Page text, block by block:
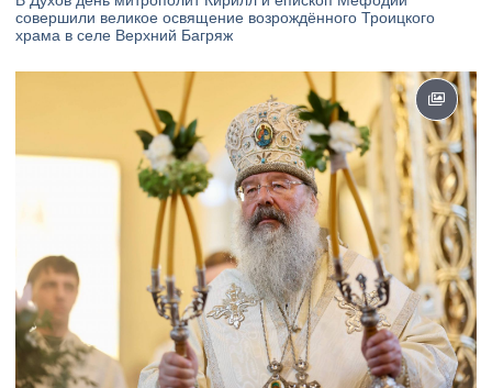
совершили великое освящение возрождённого Троицкого
храма в селе Верхний Багряж